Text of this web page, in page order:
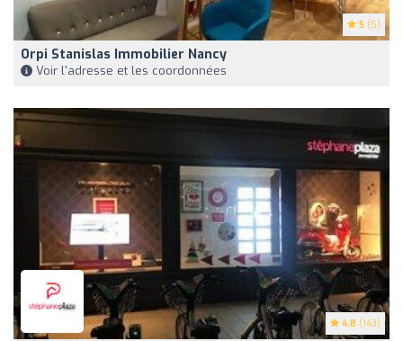
5 (5)
Orpi Stanislas Immobilier Nancy
Voir l'adresse et les coordonnées
4.8 (143)